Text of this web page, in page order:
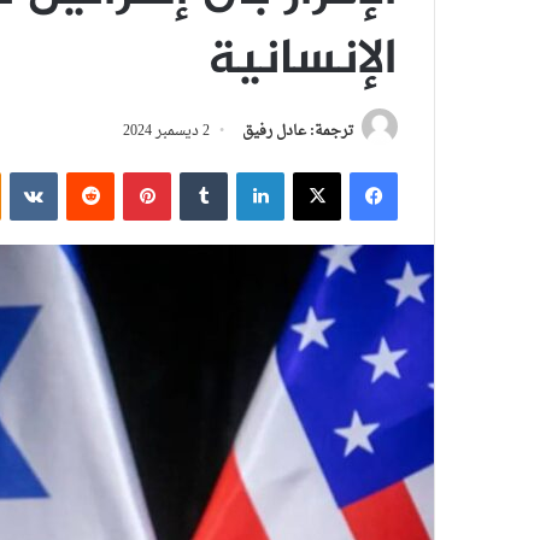
الإنسانية
ترجمة: عادل رفيق 2 ديسمبر 2024
فيسبوك ‫X لينكدإن بينتيريست